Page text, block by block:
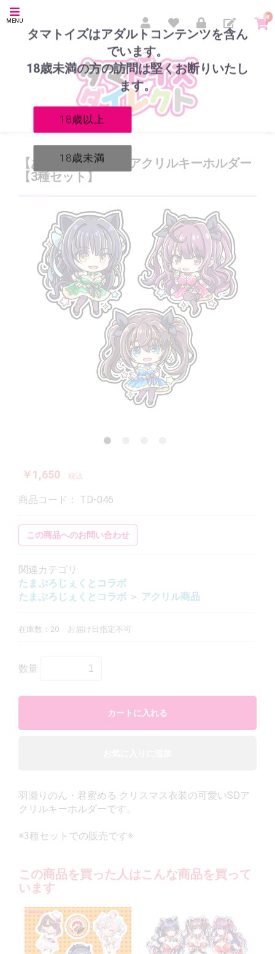
タマトイズはアダルトコンテンツを含ん
でいます。
18歳未満の方の訪問は堅くお断りいたし
ます。
18歳以上
18歳未満
MENU
0
【あふろでぃて！】アクリルキーホルダー
【3種セット】
￥1,650 税込
商品コード： TD-046
この商品へのお問い合わせ
関連カテゴリ
たまぷろじぇくとコラボ
たまぷろじぇくとコラボ ＞ アクリル商品
在庫数：20 お届け日指定不可
数量
カートに入れる
羽瀬りのん・君蜜める クリスマス衣装の可愛いSDア
クリルキーホルダーです。
※3種セットでの販売です※
この商品を買った人はこんな商品を買って
います